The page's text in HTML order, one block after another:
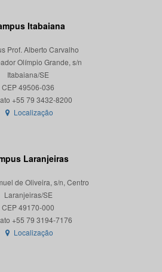
Itabaiana
Prof. Alberto Carvalho
Olímpio Grande, s/n
Itabaiana/SE
CEP 49506-036
Localização
Laranjeiras
de Oliveira, s/n, Centro
Laranjeiras/SE
CEP 49170-000
Localização